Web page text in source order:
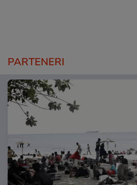
PARTENERI